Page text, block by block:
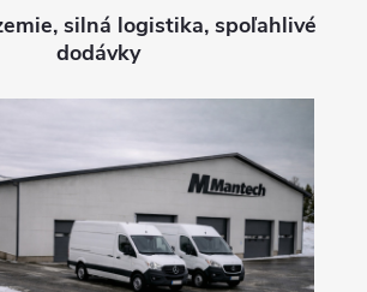
silná logistika, spoľahlivé
dodávky